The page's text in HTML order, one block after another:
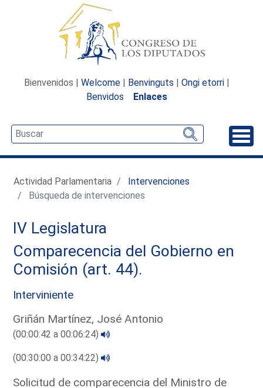
Bienvenidos | Welcome | Benvinguts | Ongi etorri |
Benvidos
Enlaces
Actividad Parlamentaria
Intervenciones
Búsqueda de intervenciones
IV Legislatura
Comparecencia del Gobierno en
Comisión (art. 44).
Interviniente
Griñán Martínez, José Antonio
(00:00:42 a 00:06:24)
(00:30:00 a 00:34:22)
Solicitud de comparecencia del Ministro de